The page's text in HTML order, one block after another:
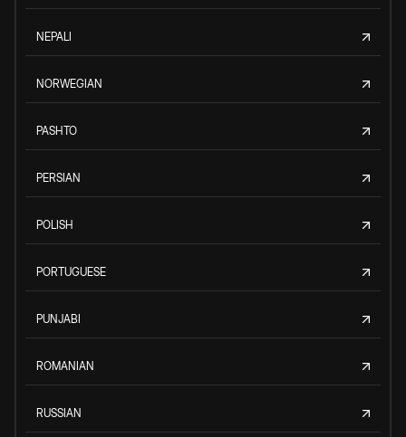
NEPALI
NORWEGIAN
PASHTO
PERSIAN
POLISH
PORTUGUESE
PUNJABI
ROMANIAN
RUSSIAN